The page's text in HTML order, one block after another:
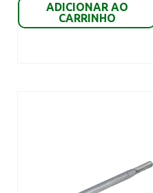
ADICIONAR AO
CARRINHO